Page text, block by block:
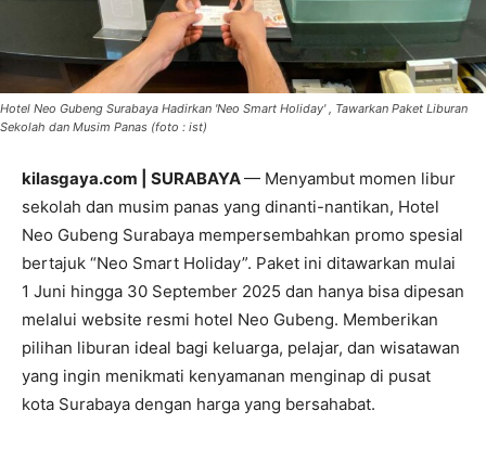
Hotel Neo Gubeng Surabaya Hadirkan 'Neo Smart Holiday' , Tawarkan Paket Liburan
Sekolah dan Musim Panas (foto : ist)
kilasgaya.com | SURABAYA— Menyambut momen libur
sekolah dan musim panas yang dinanti-nantikan, Hotel
Neo Gubeng Surabaya mempersembahkan promo spesial
bertajuk “Neo Smart Holiday”. Paket ini ditawarkan mulai
1 Juni hingga 30 September 2025 dan hanya bisa dipesan
melalui website resmi hotel Neo Gubeng. Memberikan
pilihan liburan ideal bagi keluarga, pelajar, dan wisatawan
yang ingin menikmati kenyamanan menginap di pusat
kota Surabaya dengan harga yang bersahabat.